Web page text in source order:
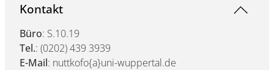
Kontakt
Büro: S.10.19
Tel.: (0202) 439 3939
E-Mail: nuttkofo{a}uni-wuppertal.de